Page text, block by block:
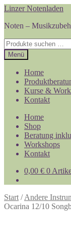
Zur
springen
Zum
springen
Linzer Notenladen
Noten –
Suchen
nach:
Menü
Home
Kurse &
Kontakt
Home
Shop
Beratung
Workshops
Kontakt
0,00 € 0
Start /Andere
Ocarina 12/10